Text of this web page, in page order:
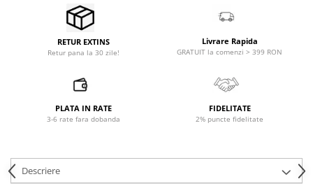
Controllere MIDI - USB DAW
Controllere monitoare de studio
Convertoare AD/DA
Interfete MIDI si Cabluri Midi-USB
Monitoare de studio
Protectii antifonice pentru urechi
RETUR EXTINS
Retur pana la 30 zile!
Livrare Rapida
GRATUIT la comenzi > 399 RON
PLATA IN RATE
3-6 rate fara dobanda
FIDELITATE
2% puncte fidelitate
Descriere